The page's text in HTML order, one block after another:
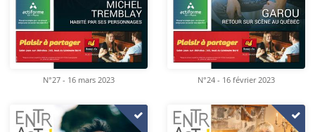
N°27 - 16 mars 2023 N°24 - 16 février 2023